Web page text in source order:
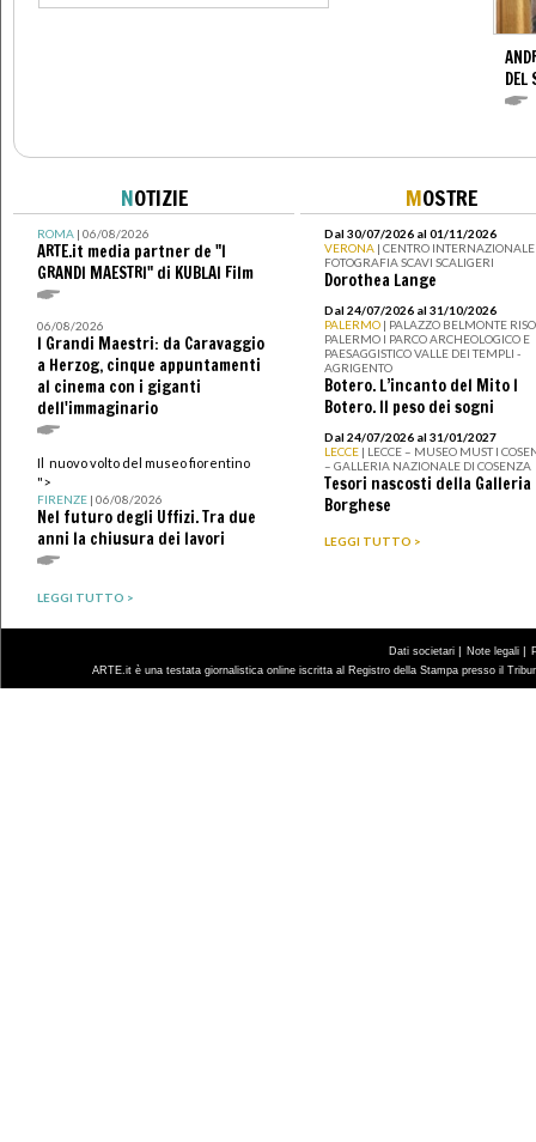
DEL
NOTIZIE
ROMA | 06/08/2026
ARTE.it media partner de "I
GRANDI MAESTRI" di KUBLAI Film
06/08/2026
I Grandi Maestri: da Caravaggio
a Herzog, cinque appuntamenti
al cinema con i giganti
dell'immaginario
Il nuovo volto del museo fiorentino
">
FIRENZE | 06/08/2026
Nel futuro degli Uffizi. Tra due
anni la chiusura dei lavori
LEGGI TUTTO >
MOSTRE
Dal 30/07/2026 al 01/11/2026
VERONA | CENTRO
FOTOGRAFIA SCAVI SCALIGERI
Dorothea Lange
Dal 24/07/2026 al 31/10/2026
PALERMO | PALAZZO BELMONTE
PALERMO I PARCO ARCHEOLOGICO E
PAESAGGISTICO VALLE DEI TEMPLI -
AGRIGENTO
Botero. L’incanto del Mito I
Botero. Il peso dei sogni
Dal 24/07/2026 al 31/01/2027
LECCE | LECCE – MUSEO MUST I
– GALLERIA NAZIONALE DI COSENZA
Tesori nascosti della Galleria
Borghese
LEGGI TUTTO >
Dati societari | Note legali |
ARTE.it è una testata giornalistica online iscritta al Registro della Stampa presso il